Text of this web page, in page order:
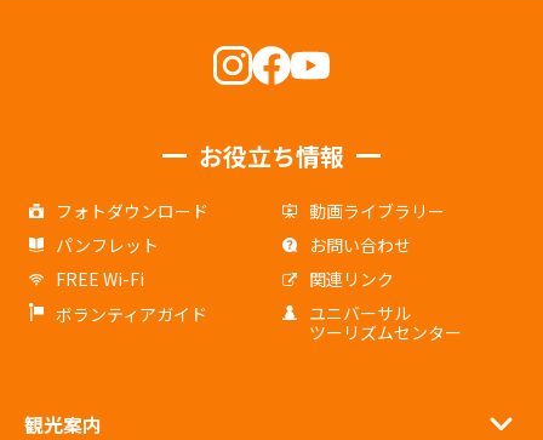
お役立ち情報
フォトダウンロード
動画ライブラリー
パンフレット
お問い合わせ
FREE Wi-Fi
関連リンク
ボランティアガイド
ユニバーサル
ツーリズムセンター
観光案内